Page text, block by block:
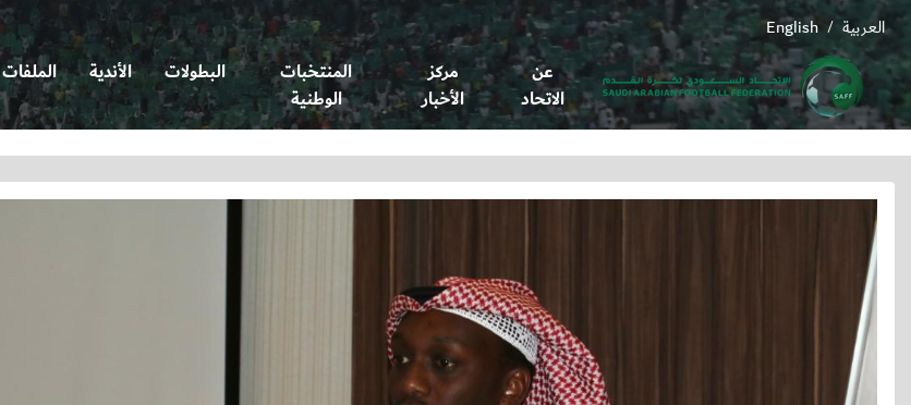
English / العربية
عن
الاتحاد
مركز
الأخبار
المنتخبات
الوطنية
البطولات الأندية الملفات